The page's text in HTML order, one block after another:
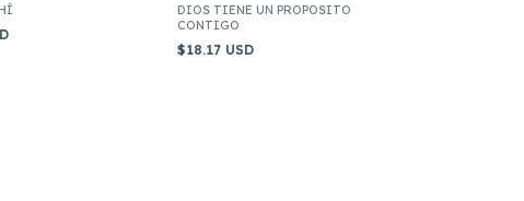
DIOS TIENE UN PROPOSITO
CONTIGO
$18.17 USD